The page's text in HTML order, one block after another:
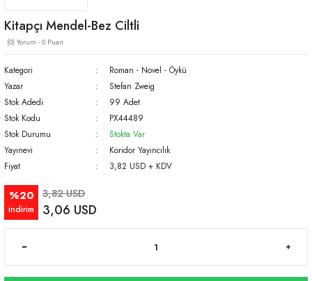
Kitapçı Mendel-Bez Ciltli
(0) Yorum - 0 Puan
Kategori
Roman - Novel - Öykü
Yazar
Stefan Zweig
Stok Adedi
99 Adet
Stok Kodu
PX44489
Stok Durumu
Stokta Var
Yayınevi
Koridor Yayıncılık
Fiyat
3,82 USD + KDV
%20
indirim
3,82 USD
3,06 USD